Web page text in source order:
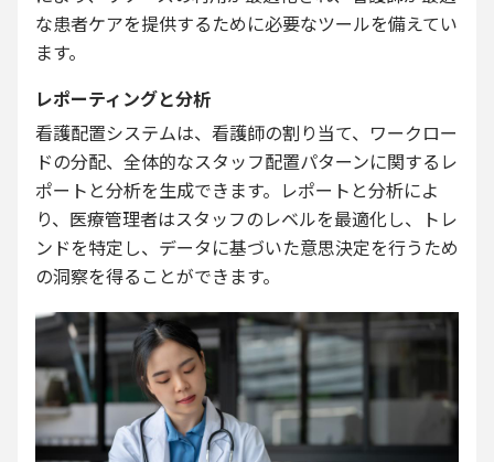
な患者ケアを提供するために必要なツールを備えてい
ます。
レポーティングと分析
看護配置システムは、看護師の割り当て、ワークロー
ドの分配、全体的なスタッフ配置パターンに関するレ
ポートと分析を生成できます。レポートと分析によ
り、医療管理者はスタッフのレベルを最適化し、トレ
ンドを特定し、データに基づいた意思決定を行うため
の洞察を得ることができます。